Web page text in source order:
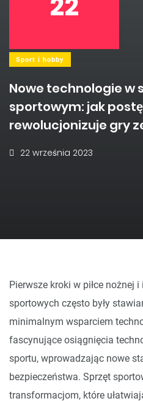
Sport i hobby
Nowe technologie w
sportowym: jak
rewolucjonizuje gry
22 września 2023
Pierwsze kroki w piłce nożnej
sportowych często były
minimalnym wsparciem
fascynujące osiągnięcia
sportu, wprowadzając nowe
bezpieczeństwa. Sprzęt
transformacjom, które